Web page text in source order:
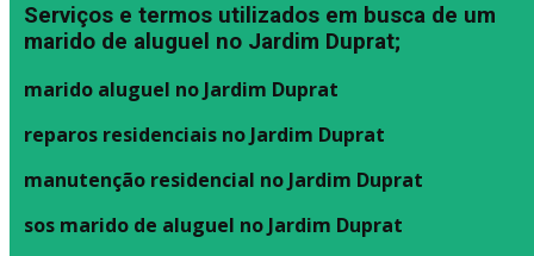
Serviços e termos utilizados em busca de um
marido de aluguel no Jardim Duprat;
marido aluguel no Jardim Duprat
reparos residenciais no Jardim Duprat
manutenção residencial no Jardim Duprat
sos marido de aluguel no Jardim Duprat